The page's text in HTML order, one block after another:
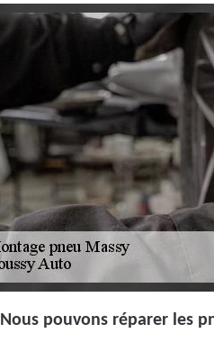
Nous pouvons réparer les